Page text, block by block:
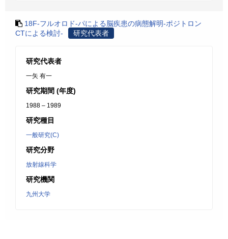
18F-フルオロド-パによる脳疾患の病態解明-ポジトロン
CTによる検討-
研究代表者
研究代表者
一矢 有一
研究期間 (年度)
1988 – 1989
研究種目
一般研究(C)
研究分野
放射線科学
研究機関
九州大学